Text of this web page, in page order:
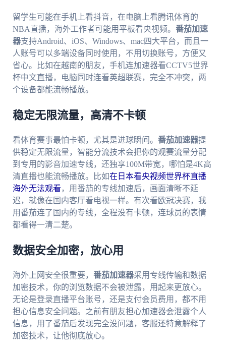
留学生可能在手机上看抖音，在电脑上看腾讯体育的
NBA直播，海外工作者可能用平板看央视频。 番茄加速
器支持Android、iOS、Windows、mac四大平台，而且一
人账号可以多端设备同时使用，不用切换账号，方便又
省心。比如在越南的朋友，手机连加速器看CCTV5世界
杯中文直播，电脑同时连看英超联赛，完全不冲突，两
个设备都能流畅播放。
稳定无限流量，高清不卡顿
看体育赛事最怕卡顿，尤其是进球瞬间。 番茄加速器提
供稳定无限流量，智能分流技术会把你的观赛流量分配
到专用的影音加速专线，还独享100M带宽，哪怕是4K高
清直播也能流畅播放。比如在日本看央视频世界杯直播
海外无法观看 ，用番茄的专线加速后，画面清晰不延
迟，就像在国内客厅看电视一样。有次看欧冠决赛，我
用番茄连了国内的专线，全程没有卡顿，连球员的表情
都看得一清二楚。
数据安全加密，放心用
海外上网安全很重要， 番茄加速器采用专线传输和数据
加密技术，你的浏览数据不会被泄露，用起来更放心。
无论是登录直播平台账号，还是支付会员费用，都不用
担心信息安全问题。之前有朋友担心加速器会泄露个人
信息，用了番茄后发现完全没问题，客服还特意解释了
加密技术，让他彻底放心。